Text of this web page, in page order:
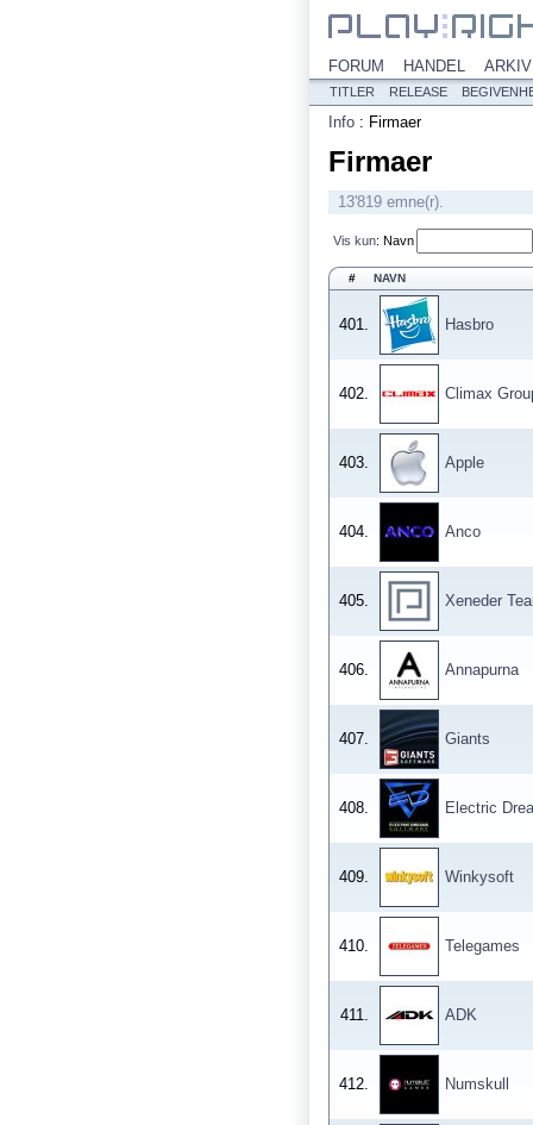
FORUM HANDEL ARKIV
TITLER RELEASE
Info : Firmaer
Firmaer
13'819 emne(r).
Vis kun: Navn
# NAVN
401. Hasbro
402. Climax
403. Apple
404. Anco
405. Xeneder
406. Annapurna
407. Giants
408. Electric
409. Winkysoft
410. Telegames
411. ADK
412. Numskull